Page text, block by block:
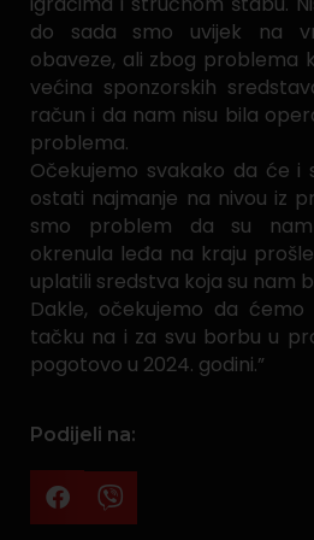
do sada smo uvijek na
obaveze, ali zbog problema
većina sponzorskih
račun i da nam nisu bila
problema.
Očekujemo svakako da će i
ostati najmanje na nivou iz
smo problem da su
okrenula leđa na kraju
uplatili sredstva koja su nam
Dakle, očekujemo da ćemo
tačku na i za svu borbu u
pogotovo u 2024. godini.”
Podijeli na: